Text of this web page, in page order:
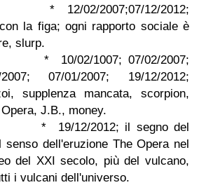
02/2007;07/12/2012;
la figa; ogni rapporto sociale è
slurp.
02/1007; 07/02/2007;
07/01/2007; 19/12/2012;
supplenza mancata, scorpion,
J.B., money.
12/2012; il segno del
dell'eruzione The Opera nel
del XXI secolo, più del vulcano,
i vulcani dell'universo.